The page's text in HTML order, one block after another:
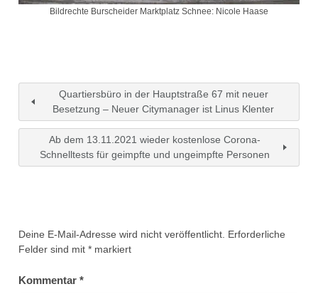
Bildrechte Burscheider Marktplatz Schnee: Nicole Haase
Quartiersbüro in der Hauptstraße 67 mit neuer
Besetzung – Neuer Citymanager ist Linus Klenter
Ab dem 13.11.2021 wieder kostenlose Corona-
Schnelltests für geimpfte und ungeimpfte Personen
Deine E-Mail-Adresse wird nicht veröffentlicht. Erforderliche
Felder sind mit * markiert
Kommentar *